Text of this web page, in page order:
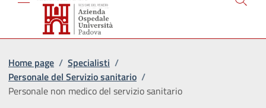
Home page / Specialisti /
Personale del Servizio sanitario /
Personale non medico del servizio sanitario